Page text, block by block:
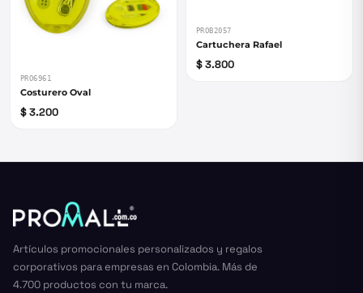
PRO6961
Costurero Oval
$ 3.200
PROB2057
Cartuchera Rafael
$ 3.800
Artículos promocionales personalizados y regalos
corporativos para empresas en Colombia. Más de
4.700 productos con tu marca.